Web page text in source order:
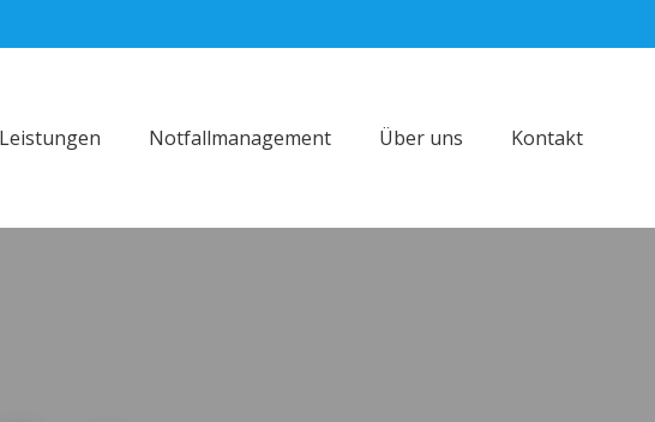
Leistungen Notfallmanagement Über uns Kontakt